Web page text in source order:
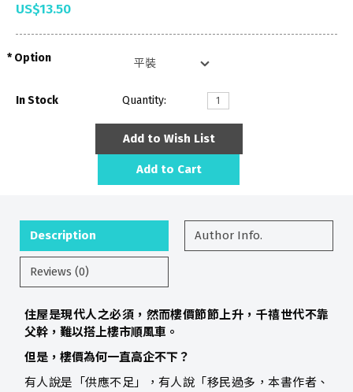
US$13.50
Option
In Stock Quantity:
Add to Wish List
Add to Cart
Description Author Info.
Reviews (0)
住屋是現代人之必須，然而樓價節節上升，千禧世代不靠
父幹，難以搭上樓市順風車。
但是，樓價為何一直高企不下？
有人說是「供應不足」，有人說「移民過多，本書作者、